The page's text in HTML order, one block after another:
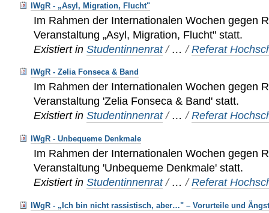
IWgR - „Asyl, Migration, Flucht"
Im Rahmen der Internationalen Wochen gegen
Veranstaltung „Asyl, Migration, Flucht" statt.
Existiert in Studentinnenrat / …/Referat
IWgR - Zelia Fonseca & Band
Im Rahmen der Internationalen Wochen gegen
Veranstaltung 'Zelia Fonseca & Band' statt.
Existiert in Studentinnenrat / …/Referat
IWgR - Unbequeme Denkmale
Im Rahmen der Internationalen Wochen gegen
Veranstaltung 'Unbequeme Denkmale' statt.
Existiert in Studentinnenrat / …/Referat
IWgR - „Ich bin nicht rassistisch, aber…" – Vorurteile und